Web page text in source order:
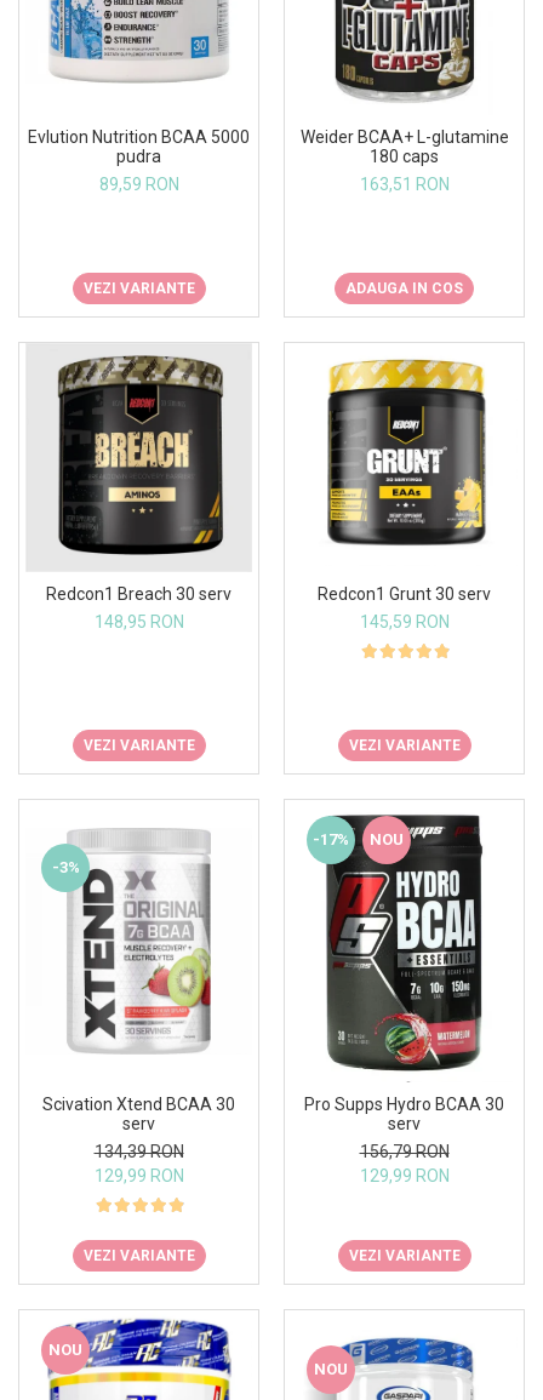
Vitamine bărbați / femei
Îngrijire personală
Insulated
JNX Sports
Muscle Meds
Mutant
Naughty Boy
Neocell
Nordic Naturals
NOW Foods
Nutrend
Nutrex
Olimp Sport Nutrition
Optimum Nutrition
PerfectShaker
PeScience
Puritan`s Pride
Revoflex
Rich Piana 5% Nutrition
Scivation
Skill Nutrition
Smart Shake
Under Armour
Evlution Nutrition BCAA 5000
pudra
89,59 RON
VEZI VARIANTE
Weider BCAA+ L-glutamine
180 caps
163,51 RON
ADAUGA IN COS
Redcon1 Breach 30 serv
148,95 RON
VEZI VARIANTE
Redcon1 Grunt 30 serv
145,59 RON
VEZI VARIANTE
-3%
Scivation Xtend BCAA 30
serv
134,39 RON
129,99 RON
VEZI VARIANTE
-17% NOU
Pro Supps Hydro BCAA 30
serv
156,79 RON
129,99 RON
VEZI VARIANTE
NOU
NOU